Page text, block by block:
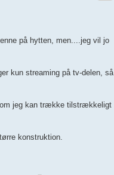
på hytten, men....jeg vil jo
kun streaming på tv-delen, så
om jeg kan trække tilstrækkeligt
konstruktion.